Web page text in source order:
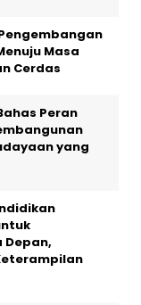
Masa
Cerdas
Peran
yang
Depan,